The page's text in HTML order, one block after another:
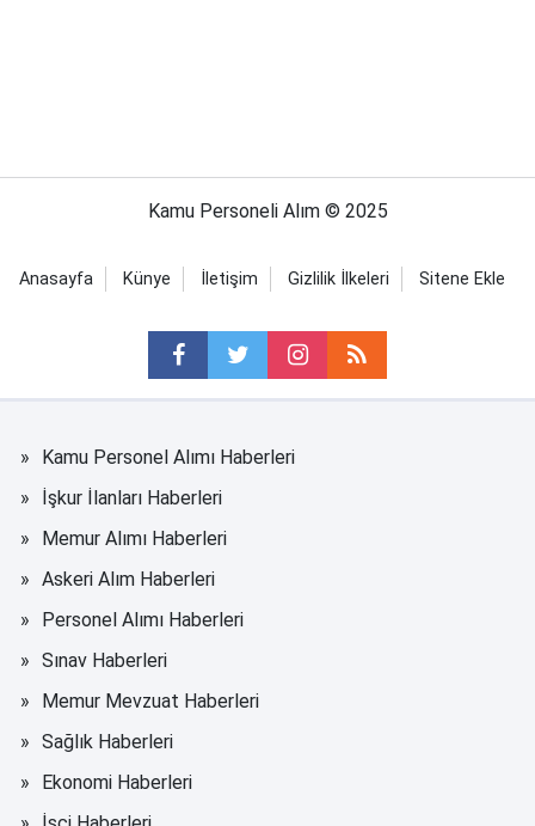
Kamu Personeli Alım © 2025
Anasayfa Künye İletişim Gizlilik İlkeleri Sitene Ekle
Kamu Personel Alımı Haberleri
İşkur İlanları Haberleri
Memur Alımı Haberleri
Askeri Alım Haberleri
Personel Alımı Haberleri
Sınav Haberleri
Memur Mevzuat Haberleri
Sağlık Haberleri
Ekonomi Haberleri